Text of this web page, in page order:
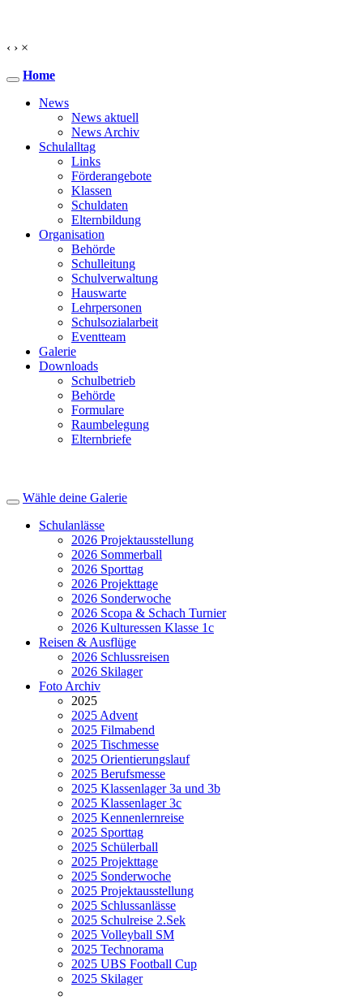
‹ › ×
Home
News
News aktuell
News Archiv
Schulalltag
Links
Förderangebote
Klassen
Schuldaten
Elternbildung
Organisation
Behörde
Schulleitung
Schulverwaltung
Hauswarte
Lehrpersonen
Schulsozialarbeit
Eventteam
Galerie
Downloads
Schulbetrieb
Behörde
Formulare
Raumbelegung
Elternbriefe
Wähle deine Galerie
Schulanlässe
2026 Projektausstellung
2026 Sommerball
2026 Sporttag
2026 Projekttage
2026 Sonderwoche
2026 Scopa & Schach Turnier
2026 Kulturessen Klasse 1c
Reisen & Ausflüge
2026 Schlussreisen
2026 Skilager
Foto Archiv
2025
2025 Advent
2025 Filmabend
2025 Tischmesse
2025 Orientierungslauf
2025 Berufsmesse
2025 Klassenlager 3a und 3b
2025 Klassenlager 3c
2025 Kennenlernreise
2025 Sporttag
2025 Schülerball
2025 Projekttage
2025 Sonderwoche
2025 Projektausstellung
2025 Schlussanlässe
2025 Schulreise 2.Sek
2025 Volleyball SM
2025 Technorama
2025 UBS Football Cup
2025 Skilager